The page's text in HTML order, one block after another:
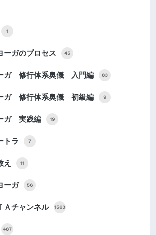
1
ーガのプロセス 45
ガ 修行体系奥儀 入門編 83
ガ 修行体系奥儀 初級編 9
ガ 実践編 19
トラ 7
え 11
ーガ 56
Ａチャンネル 1563
487